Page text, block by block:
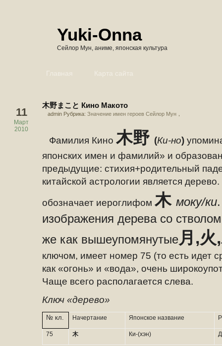
Yuki-Onna
Сейлор Мун, аниме, японская культура
Главная Карта сайта
木野まこと Кино Макото
admin Рубрика: Значение имен героев Сейлор Мун ，
11
Март
2010
Фамилия Кино 木野 (Ки-но)
японских имен и фамилий» и
предыдущие: стихия+родительный
китайской астрологии является
обозначает иероглифом 木 моку/ки
изображения дерева со
же как вышеупомянутые月,火,
ключом, имеет номер 75 (то есть идет
как «огонь» и «вода», очень
Чаще всего располагается слева.
Ключ «дерево»
№ кл. Начертание Японское название
75 木 Ки-(хэн)